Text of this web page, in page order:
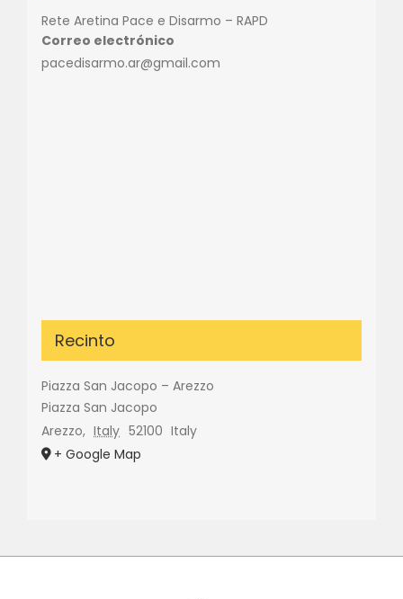
Rete Aretina Pace e Disarmo – RAPD
Correo electrónico
pacedisarmo.ar@gmail.com
Recinto
Piazza San Jacopo – Arezzo
Piazza San Jacopo
Arezzo, Italy 52100 Italy
+ Google Map